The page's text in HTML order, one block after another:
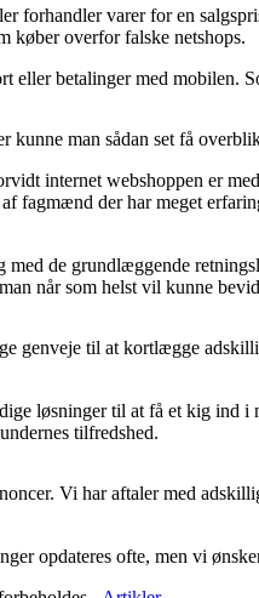
forhandler varer for en
køber overfor falske netshops.
eller betalinger med mobilen.
kunne man sådan set få
internet webshoppen er
fagmænd der har meget
med de grundlæggende
når som helst vil kunne
genveje til at kortlægge
løsninger til at få et kig ind
tilfredshed.
Vi har aftaler med
opdateres ofte, men vi